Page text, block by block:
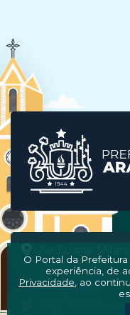
Jardim Salete,
CEP: 18191-122
Segunda à
O Portal da
experiência, de
Privacidade, ao